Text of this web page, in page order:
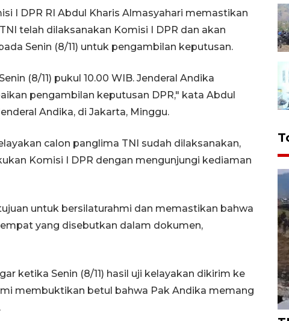
I DPR RI Abdul Kharis Almasyahari memastikan
telah dilaksanakan Komisi I DPR dan akan
Senin (8/11) untuk pengambilan keputusan.
(8/11) pukul 10.00 WIB. Jenderal Andika
pengambilan keputusan DPR," kata Abdul
Andika, di Jakarta, Minggu.
calon panglima TNI sudah dilaksanakan,
Komisi I DPR dengan mengunjungi kediaman
untuk bersilaturahmi dan memastikan bahwa
yang disebutkan dalam dokumen,
ketika Senin (8/11) hasil uji kelayakan dikirim ke
membuktikan betul bahwa Pak Andika memang